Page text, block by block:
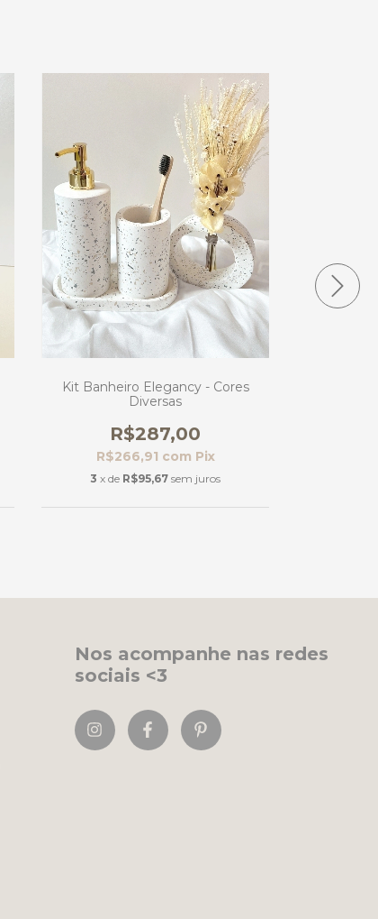
Kit Banheiro Elegancy - Cores
Diversas
R$287,00
R$266,91 com Pix
3 x de R$95,67 sem juros
Nos acompanhe nas redes
sociais <3